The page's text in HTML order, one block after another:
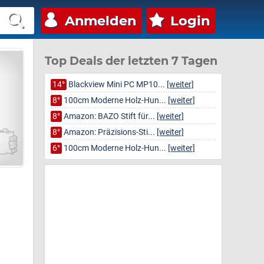
Anmelden Login
Top Deals der letzten 7 Tagen
14° Blackview Mini PC MP10... [weiter]
8° 100cm Moderne Holz-Hun... [weiter]
8° Amazon: BAZO Stift für... [weiter]
8° Amazon: Präzisions-Sti... [weiter]
6° 100cm Moderne Holz-Hun... [weiter]